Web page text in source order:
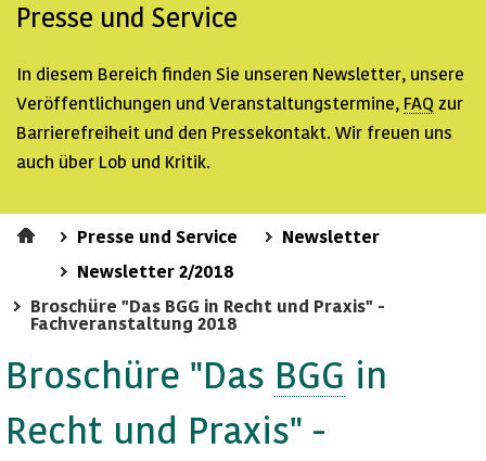
Presse und Service
In diesem Bereich finden Sie unseren Newsletter, unsere
Veröffentlichungen und Veranstaltungstermine, FAQ zur
Barrierefreiheit und den Pressekontakt. Wir freuen uns
auch über Lob und Kritik.
Presse und Service
Newsletter
Newsletter 2/2018
Broschüre "Das BGG in Recht und Praxis" -
Fachveranstaltung 2018
Broschüre "Das BGG in
Recht und Praxis" -